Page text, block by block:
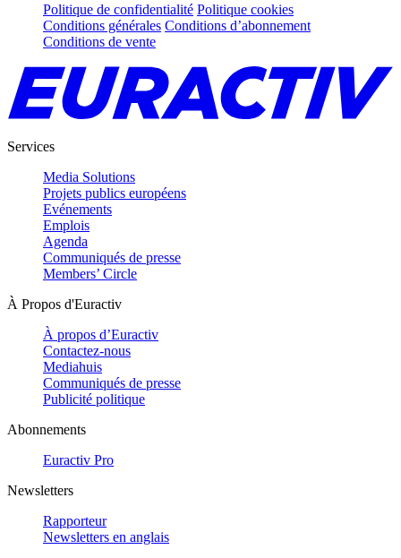
Politique de confidentialité Politique cookies
Conditions générales Conditions d’abonnement
Conditions de vente
Services
Media Solutions
Projets publics européens
Evénements
Emplois
Agenda
Communiqués de presse
Members’ Circle
À Propos d'Euractiv
À propos d’Euractiv
Contactez-nous
Mediahuis
Communiqués de presse
Publicité politique
Abonnements
Euractiv Pro
Newsletters
Rapporteur
Newsletters en anglais